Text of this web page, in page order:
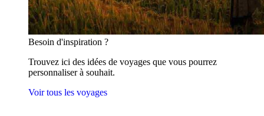
Besoin d'inspiration ?
Trouvez ici des idées de voyages que vous pourrez
personnaliser à souhait.
Voir tous les voyages